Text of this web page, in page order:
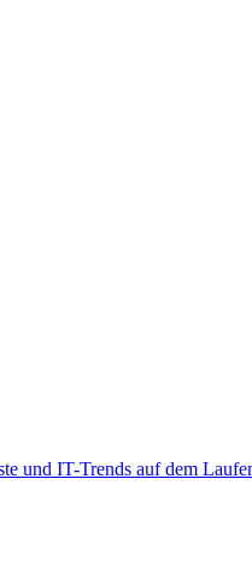
und IT-Trends auf dem